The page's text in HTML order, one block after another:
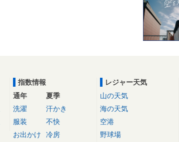
指数情報
通年
洗濯
服装
お出かけ
夏季
汗かき
不快
冷房
レジャー天気
山の天気
海の天気
空港
野球場